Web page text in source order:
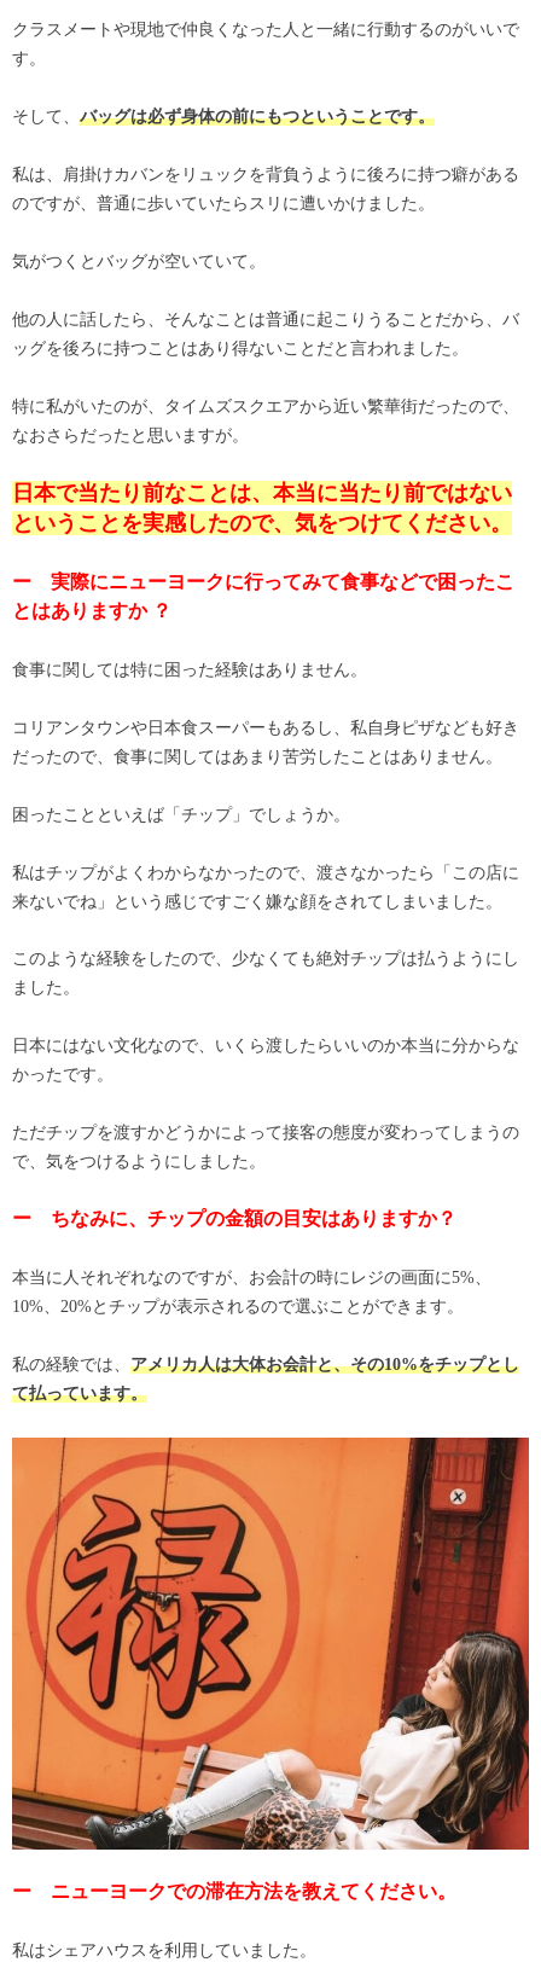
クラスメートや現地で仲良くなった人と一緒に行動するのがいいで
す。
そして、 バッグは必ず身体の前にもつということです。
私は、肩掛けカバンをリュックを背負うように後ろに持つ癖がある
のですが、普通に歩いていたらスリに遭いかけました。
気がつくとバッグが空いていて。
他の人に話したら、そんなことは普通に起こりうることだから、バ
ッグを後ろに持つことはあり得ないことだと言われました。
特に私がいたのが、タイムズスクエアから近い繁華街だったので、
なおさらだったと思いますが。
日本で当たり前なことは、本当に当たり前ではない
ということを実感したので、気をつけてください。
ー 実際にニューヨークに行ってみて食事などで困ったこ
とはありますか ？
食事に関しては特に困った経験はありません。
コリアンタウンや日本食スーパーもあるし、私自身ピザなども好き
だったので、食事に関してはあまり苦労したことはありません。
困ったことといえば「チップ」でしょうか。
私はチップがよくわからなかったので、渡さなかったら「この店に
来ないでね」という感じですごく嫌な顔をされてしまいました。
このような経験をしたので、少なくても絶対チップは払うようにし
ました。
日本にはない文化なので、いくら渡したらいいのか本当に分からな
かったです。
ただチップを渡すかどうかによって接客の態度が変わってしまうの
で、気をつけるようにしました。
ー ちなみに、チップの金額の目安はありますか？
本当に人それぞれなのですが、お会計の時にレジの画面に5%、
10%、20%とチップが表示されるので選ぶことができます。
私の経験では、
アメリカ人は大体お会計と、その10%をチップとし
て払っています。
ー ニューヨークでの滞在方法を教えてください。
私はシェアハウスを利用していました。